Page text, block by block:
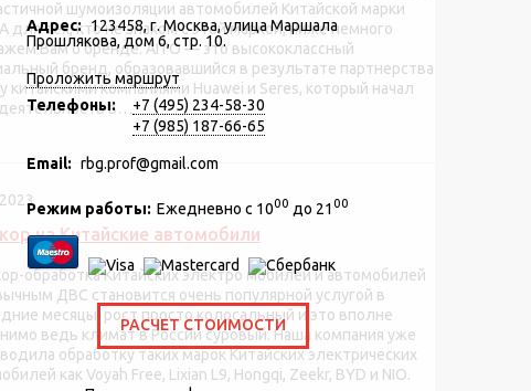
шумоизоляции автомобилей Китайской марки
для тех, кто не знаком с этой маркой, ниже немного
Вам о бренде. AITO — это высококлассный
бренд, образовавшийся в результате партнерства
китайскими компаниями Huawei и Seres, который начал
в…
на Китайские автомобили
обработка Китайских электро мобилей и автомобилей
ДВС становится очень популярной услугой в
месяцы, рост просто колосальный и это вполне
ведь климат в России суровый. Наша компания уже
обработку таких марок Китайских электрических
как Voyah Free, Lixian L9, Hongqi, Zeekr, BYD и NIO.
Адрес: 123458, г. Москва, улица Маршала
Прошлякова, дом 6, стр. 10.
Проложить маршрут
Телефоны:
+7 (495) 234-58-30
+7 (985) 187-66-65
Email: rbg.prof@gmail.com
Режим работы: Ежедневно с 1000 до 2100
РАСЧЕТ СТОИМОСТИ